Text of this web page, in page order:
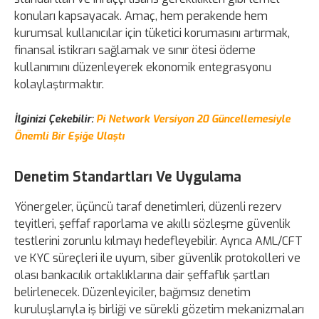
konuları kapsayacak. Amaç, hem perakende hem
kurumsal kullanıcılar için tüketici korumasını artırmak,
finansal istikrarı sağlamak ve sınır ötesi ödeme
kullanımını düzenleyerek ekonomik entegrasyonu
kolaylaştırmaktır.
İlginizi Çekebilir: Pi Network Versiyon 20 Güncellemesiyle
Önemli Bir Eşiğe Ulaştı
Denetim Standartları Ve Uygulama
Yönergeler, üçüncü taraf denetimleri, düzenli rezerv
teyitleri, şeffaf raporlama ve akıllı sözleşme güvenlik
testlerini zorunlu kılmayı hedefleyebilir. Ayrıca AML/CFT
ve KYC süreçleri ile uyum, siber güvenlik protokolleri ve
olası bankacılık ortaklıklarına dair şeffaflık şartları
belirlenecek. Düzenleyiciler, bağımsız denetim
kuruluşlarıyla iş birliği ve sürekli gözetim mekanizmaları